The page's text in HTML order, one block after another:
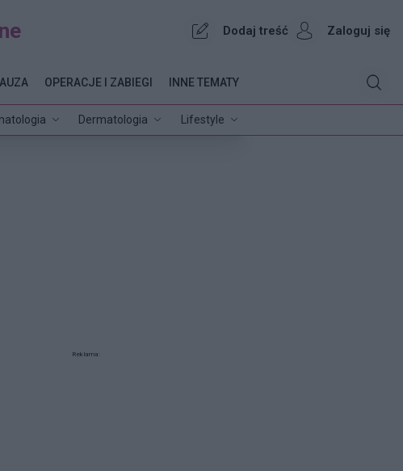
Dodaj treść Zaloguj się
Dermatologia Lifestyle
OPERACJE I ZABIEGI INNE TEMATY
Reklama: